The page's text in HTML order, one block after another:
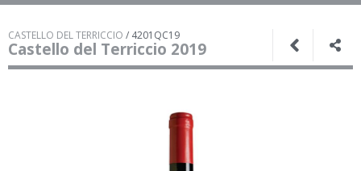
CASTELLO DEL TERRICCIO / 4201QC19
Castello del Terriccio 2019